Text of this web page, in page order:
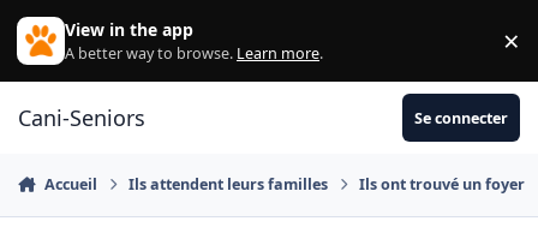
Aller au contenu
View in the app
A better way to browse. Learn more. ×
Cani-Seniors Se connecter
Accueil Ils attendent leurs familles Ils ont trouvé un foyer